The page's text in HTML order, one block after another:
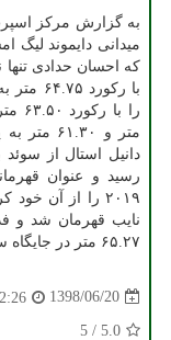
به گزارش مركز
میدانی دایموند لیگ
كه احسان حدادی تنها
با
متر و
رسید و عنوان
نایب قهرمان شد و
۶۵.۲۷ متر در جایگاه سوم ایستاد.
1398/06/20
5.0
/
5